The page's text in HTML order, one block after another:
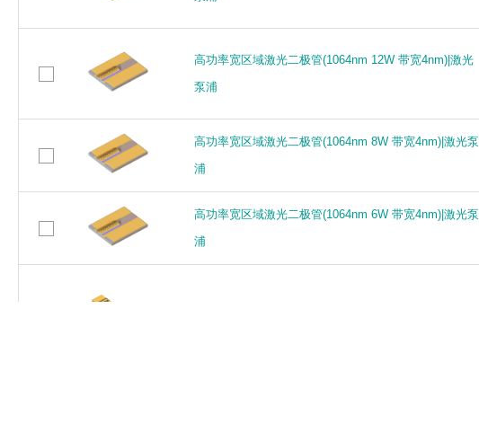
高功率宽区域激光二极管(1064nm 12W 带宽4nm)|激光
泵浦
高功率宽区域激光二极管(1064nm 8W 带宽4nm)|激光泵
浦
高功率宽区域激光二极管(1064nm 6W 带宽4nm)|激光泵
浦
高功率宽区域激光二极管(1064nm 12W 带宽4nm)|激光
泵浦
高功率宽区域激光二极管(1064nm 8W 带宽4nm)|激光泵
浦
高功率宽区域激光二极管(1064nm 6W 带宽4nm)|激光泵
浦